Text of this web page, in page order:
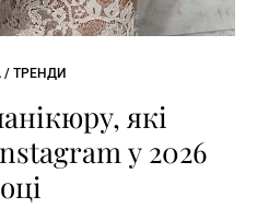
/ ТРЕНДИ
які
у 2026